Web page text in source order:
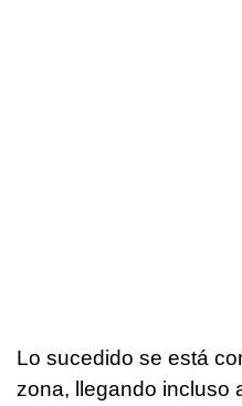
Lo sucedido se está
zona, llegando incluso